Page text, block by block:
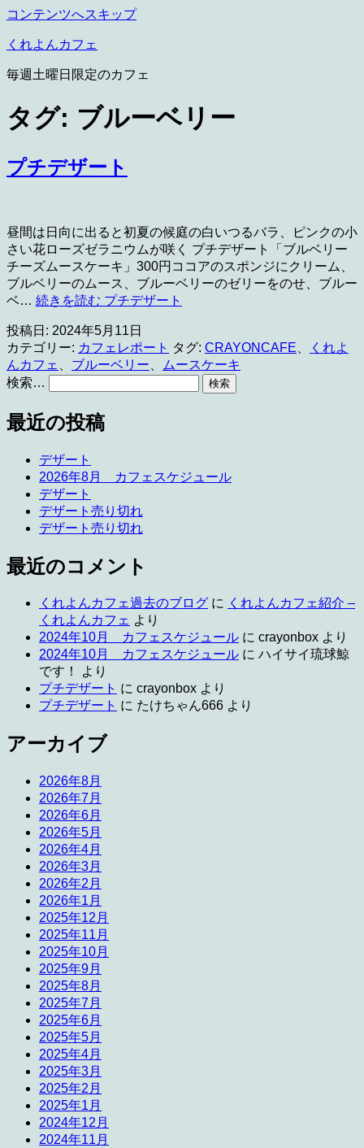
コンテンツへスキップ
くれよんカフェ
毎週土曜日限定のカフェ
タグ: ブルーベリー
プチデザート
昼間は日向に出ると初夏の候庭の白いつるバラ、ピンクの小
さい花ローズゼラニウムが咲く プチデザート「ブルベリー
チーズムースケーキ」300円ココアのスポンジにクリーム、
ブルベリーのムース、ブルーベリーのゼリーをのせ、ブルー
ベ… 続きを読む プチデザート
投稿日: 2024年5月11日
カテゴリー: カフェレポート タグ: CRAYONCAFE
くれよ
んカフェ
ブルーベリー
ムースケーキ
検索…
最近の投稿
デザート
2026年8月 カフェスケジュール
デザート
デザート売り切れ
デザート売り切れ
最近のコメント
くれよんカフェ過去のブログ に くれよんカフェ紹介 –
くれよんカフェ より
2024年10月 カフェスケジュール に crayonbox より
2024年10月 カフェスケジュール に ハイサイ琉球鯨
です！
より
プチデザート に crayonbox より
プチデザート に たけちゃん666 より
アーカイブ
2026年8月
2026年7月
2026年6月
2026年5月
2026年4月
2026年3月
2026年2月
2026年1月
2025年12月
2025年11月
2025年10月
2025年9月
2025年8月
2025年7月
2025年6月
2025年5月
2025年4月
2025年3月
2025年2月
2025年1月
2024年12月
2024年11月